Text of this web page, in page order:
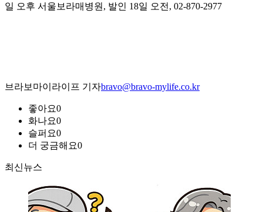
일 오후 서울보라매병원, 발인 18일 오전, 02-870-2977
브라보마이라이프 기자bravo@bravo-mylife.co.kr
좋아요0
화나요0
슬퍼요0
더 궁금해요0
최신뉴스